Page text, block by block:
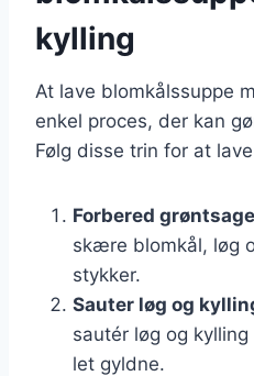
kylling
At lave blomkålssuppe
enkel proces, der kan
Følg disse trin for at
Forbered
skære blomkål, løg
stykker.
Sauter løg og
sautér løg og
let gyldne.